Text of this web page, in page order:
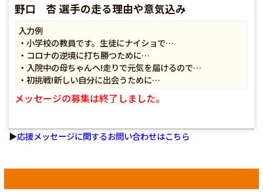
野口 杏 選手の走る理由や意気込み
入力例
・小学校の教員です。生徒にナイショで…
・コロナの逆境に打ち勝つために…
・入院中の母ちゃんへ!走りで元気を届けるので…
・初挑戦!新しい自分に出会うために…
メッセージの募集は終了しました。
▶応援メッセージに関するお問い合わせはこちら